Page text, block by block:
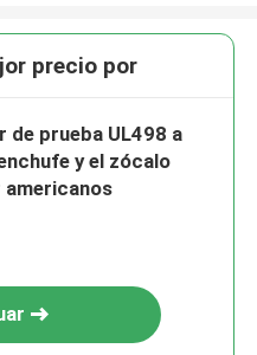
precio por
de prueba UL498 a
y el zócalo
americanos